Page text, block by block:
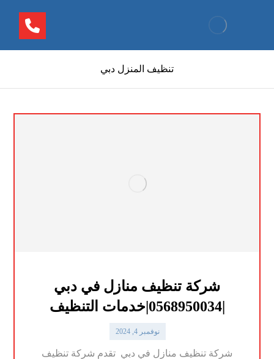
تنظيف المنزل دبي
شركة تنظيف منازل في دبي
|0568950034|خدمات التنظيف
نوفمبر 4, 2024
شركة تنظيف منازل في دبي تقدم شركة تنظيف